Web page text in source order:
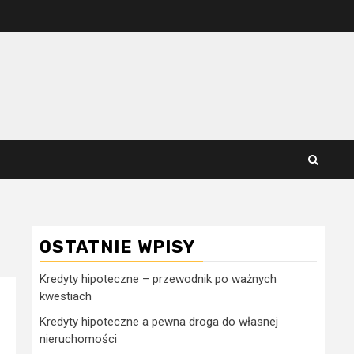
OSTATNIE WPISY
Kredyty hipoteczne – przewodnik po ważnych
kwestiach
Kredyty hipoteczne a pewna droga do własnej
nieruchomości